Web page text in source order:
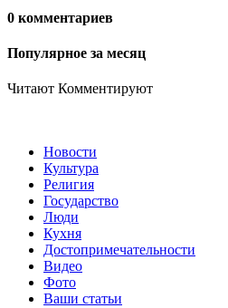
0 комментариев
Популярное за месяц
Читают Комментируют
Новости
Культура
Религия
Государство
Люди
Кухня
Достопримечательности
Видео
Фото
Ваши статьи